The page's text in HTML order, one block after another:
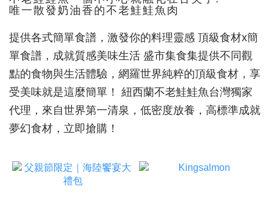
唯一散發奶油香的不老鮭鮭魚肉
提供各式簡單食譜，激發你的料理靈感 頂級食材x簡
單食譜，成就質感美味生活 盛市集食集提供不同觀
點的食物與生活體驗，網羅世界純粹的頂級食材，享
受美味就是這麼簡單！ 紐西蘭不老鮭鮭魚台灣獨家
代理，來自世界第一清泉，低密度放養，高標準成就
夢幻食材，立即搶購！